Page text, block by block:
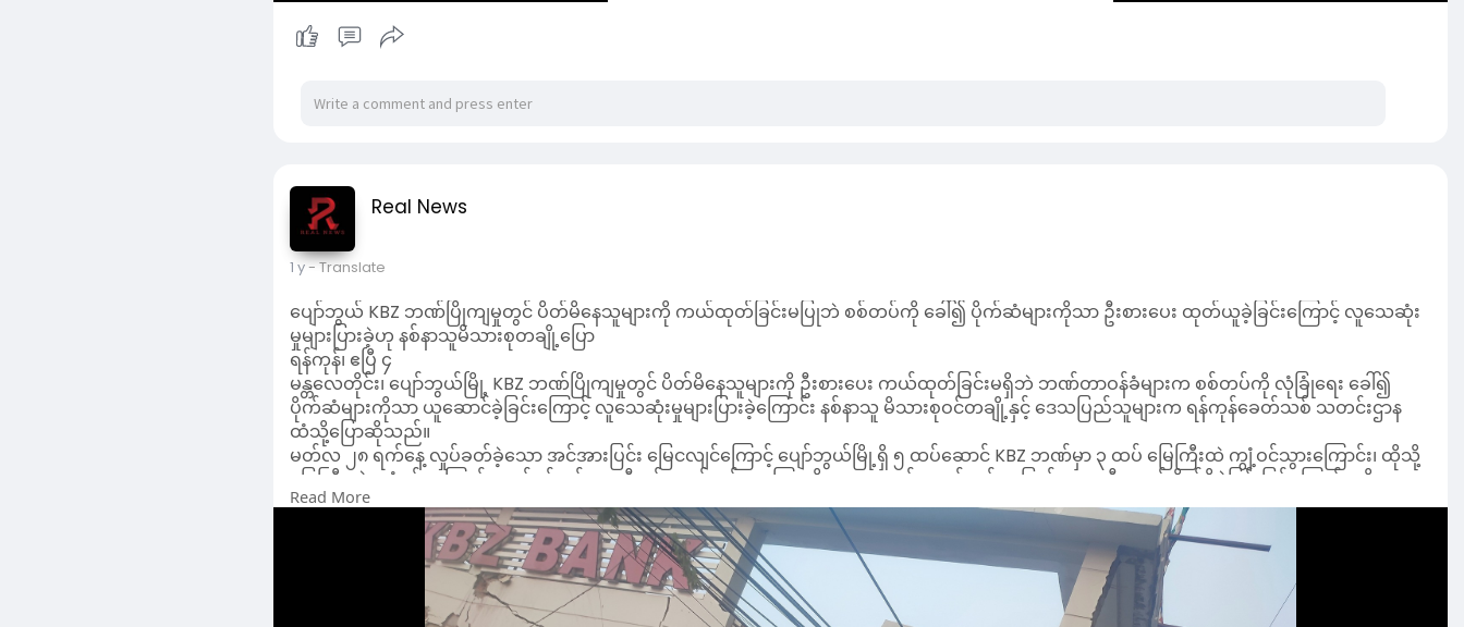
1 y- Translate
ပျော်ဘွယ် KBZ ဘဏ်ပြိုကျမှုတွင် ပိတ်မိနေသူများကို ကယ်ထုတ်ခြင်းမပြုဘဲ စစ်တပ်ကို ခေါ်၍ ပိုက်ဆံများကိုသာ ဦးစားပေး ထုတ်ယူခဲ့ခြင်းကြောင့် လူသေဆုံး
မှုများပြားခဲ့ဟု နစ်နာသူမိသားစုတချို့ပြော
ရန်ကုန်၊ ဧပြီ ၄
မန္တလေတိုင်း၊ ပျော်ဘွယ်မြို့ KBZ ဘဏ်ပြိုကျမှုတွင် ပိတ်မိနေသူများကို ဦးစားပေး ကယ်ထုတ်ခြင်းမရှိဘဲ ဘဏ်တာဝန်ခံများက စစ်တပ်ကို လုံခြုံရေး ခေါ်၍
ပိုက်ဆံများကိုသာ ယူဆောင်ခဲ့ခြင်းကြောင့် လူသေဆုံးမှုများပြားခဲ့ကြောင်း နစ်နာသူ မိသားစုဝင်တချို့နှင့် ဒေသပြည်သူများက ရန်ကုန်ခေတ်သစ် သတင်းဌာန
ထံသို့ပြောဆိုသည်။
မတ်လ ၂၈ ရက်နေ့ လှုပ်ခတ်ခဲ့သော အင်အားပြင်း မြေငလျင်ကြောင့် ပျော်ဘွယ်မြို့ရှိ ၅ ထပ်ဆောင် KBZ ဘဏ်မှာ ၃ ထပ် မြေကြီးထဲ ကျွံ့ဝင်သွားကြောင်း၊ ထိုသို့
မြေကြီးထဲ ကျွံ့ဝင်မှုကြောင့် ဘဏ်ဝန်ထမ်း ၁၁ ဦးနှင့် ဘဏ်တွင်ငွေကြေးကိစ္စ လာရောက်ဆောင်ရွက်သူ ပြည်သူ ၃၀ ဦးကျော် ပိတ်မိခဲ့ခြင်းဖြစ်ကြောင်း သိရ
သည်။
ထိုသို့ ဘဏ်ပြိုကျစဉ်တွင် ပျော်ဘွယ် KBZ ဘဏ် တာ၀န်ခံ ဒေါ်သင်းသင်းယုနှင့် လက်ထောက် တာ၀န်ခံ ဒေါ်ယုယုခင်တို့ လွတ်မြောက်ခဲ့ပြီး အကြမ်းဖက် စစ်တပ်ကို
လုံခြုံရေး ခေါ်ဆောင်ကာ ဘဏ်မီးခံ သေတ္တာ ထားရှိသော နေရာကို မြေတူးစက်များဖြင့် တူးဖော်ပြီး ငွေကြေးများကိုသာ ဦးစားပေး ထုတ်ယူဆောင်ခဲ့ကြောင်း
သိရှိရသည်။
ပျော်ဘွယ် KBZ ဘဏ် ပြိုကျမှုအတွင်း ပိတ်မိနေသူများထဲမှ လူတချို့သာ အသက်ရှင်လျက် ကယ်ထုတ်နိုင်ခဲ့ပြီး ကျန်သူအားလုံး သေဆုံးခဲ့ကြောင်း ဒေသခံပြည်
သူများနှင့် နစ်နာသူ မိသားစုဝင်များထံမှ သိရသည်။
ထို့ပြင် ပိတ်မိနေသူများကို ကယ်ဆယ်ရန် ဒေသပြည်သူများက ၁ နာရီ သိန်း ၃၀ ဖြင့် ငှားရမ်းရသော မြေတူးစက်များဖြင့် ဝင်ရောက် ကယ်ထုတ်ရန် တောင်းဆိုခဲ့
သော်လည်း ဘဏ်တာဝန်ခံက ခွင့်မပြုခဲ့ကြောင်း၊ အောင်ပန်းနှင့် မိတ္ထီလာမှ လာသည့် ကယ်ဆယ်ရေးသမားများကိုလည်း စစ်တပ်က မောင်းထုတ်ခဲ့ကြောင်း သိရှိရ
Read More